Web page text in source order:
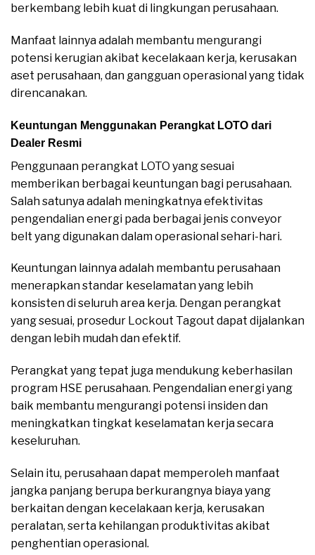
berkembang lebih kuat di lingkungan perusahaan.
Manfaat lainnya adalah membantu mengurangi
potensi kerugian akibat kecelakaan kerja, kerusakan
aset perusahaan, dan gangguan operasional yang tidak
direncanakan.
Keuntungan Menggunakan Perangkat LOTO dari
Dealer Resmi
Penggunaan perangkat LOTO yang sesuai
memberikan berbagai keuntungan bagi perusahaan.
Salah satunya adalah meningkatnya efektivitas
pengendalian energi pada berbagai jenis conveyor
belt yang digunakan dalam operasional sehari-hari.
Keuntungan lainnya adalah membantu perusahaan
menerapkan standar keselamatan yang lebih
konsisten di seluruh area kerja. Dengan perangkat
yang sesuai, prosedur Lockout Tagout dapat dijalankan
dengan lebih mudah dan efektif.
Perangkat yang tepat juga mendukung keberhasilan
program HSE perusahaan. Pengendalian energi yang
baik membantu mengurangi potensi insiden dan
meningkatkan tingkat keselamatan kerja secara
keseluruhan.
Selain itu, perusahaan dapat memperoleh manfaat
jangka panjang berupa berkurangnya biaya yang
berkaitan dengan kecelakaan kerja, kerusakan
peralatan, serta kehilangan produktivitas akibat
penghentian operasional.